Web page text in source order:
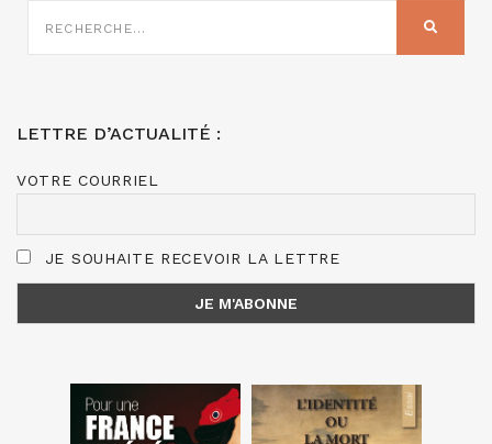
SUR
LETTRE D’ACTUALITÉ :
VOTRE COURRIEL
JE SOUHAITE RECEVOIR LA LETTRE